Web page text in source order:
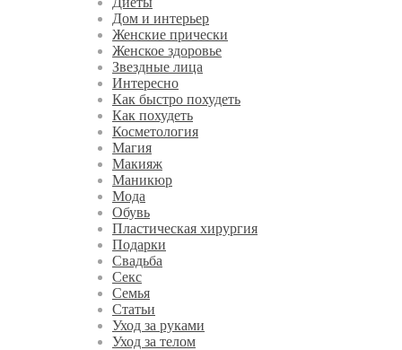
Дом и интерьер
Женские прически
Женское здоровье
Звездные лица
Интересно
Как быстро похудеть
Как похудеть
Косметология
Магия
Макияж
Маникюр
Мода
Обувь
Пластическая хирургия
Подарки
Свадьба
Секс
Семья
Статьи
Уход за руками
Уход за телом